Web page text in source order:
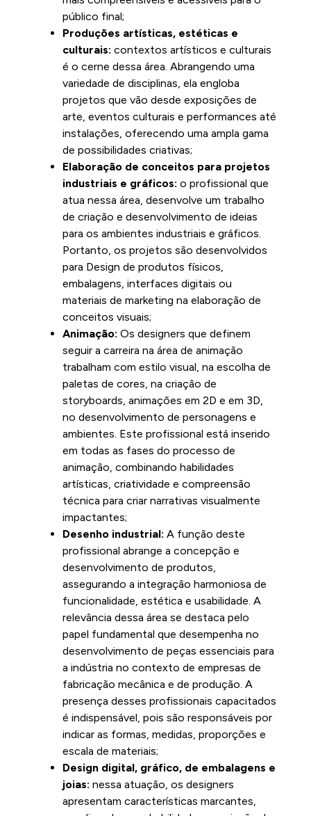
público final;
Produções artísticas, estéticas e
culturais: contextos artísticos e culturais
é o cerne dessa área. Abrangendo uma
variedade de disciplinas, ela engloba
projetos que vão desde exposições de
arte, eventos culturais e performances até
instalações, oferecendo uma ampla gama
de possibilidades criativas;
Elaboração de conceitos para projetos
industriais e gráficos: o profissional que
atua nessa área, desenvolve um trabalho
de criação e desenvolvimento de ideias
para os ambientes industriais e gráficos.
Portanto, os projetos são desenvolvidos
para Design de produtos físicos,
embalagens, interfaces digitais ou
materiais de marketing na elaboração de
conceitos visuais;
Animação: Os designers que definem
seguir a carreira na área de animação
trabalham com estilo visual, na escolha de
paletas de cores, na criação de
storyboards, animações em 2D e em 3D,
no desenvolvimento de personagens e
ambientes. Este profissional está inserido
em todas as fases do processo de
animação, combinando habilidades
artísticas, criatividade e compreensão
técnica para criar narrativas visualmente
impactantes;
Desenho industrial: A função deste
profissional abrange a concepção e
desenvolvimento de produtos,
assegurando a integração harmoniosa de
funcionalidade, estética e usabilidade. A
relevância dessa área se destaca pelo
papel fundamental que desempenha no
desenvolvimento de peças essenciais para
a indústria no contexto de empresas de
fabricação mecânica e de produção. A
presença desses profissionais capacitados
é indispensável, pois são responsáveis por
indicar as formas, medidas, proporções e
escala de materiais;
Design digital, gráfico, de embalagens e
joias: nessa atuação, os designers
apresentam características marcantes,